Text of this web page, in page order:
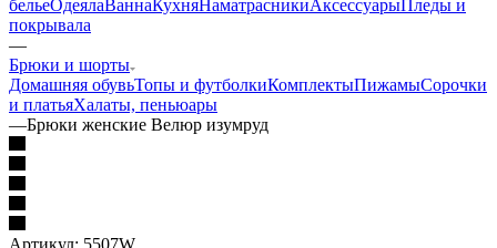
бельеОдеялаВаннаКухняНаматрасникиАксессуарыПледы и
покрывала
—
Брюки и шорты
Домашняя обувьТопы и футболкиКомплектыПижамыСорочки
и платьяХалаты, пеньюары
—Брюки женские Велюр изумруд
Артикул: 5507W